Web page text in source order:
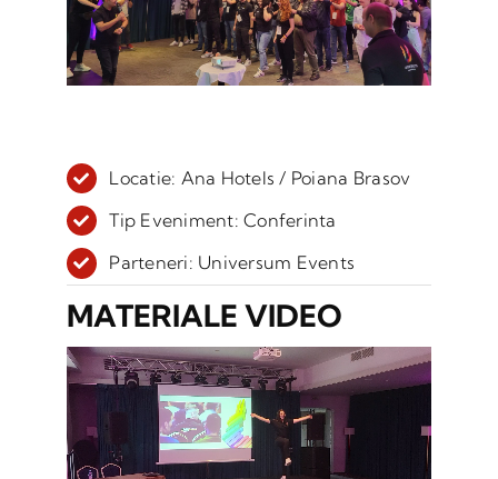
Locatie: Ana Hotels / Poiana Brasov
Tip Eveniment: Conferinta
Parteneri: Universum Events
MATERIALE VIDEO